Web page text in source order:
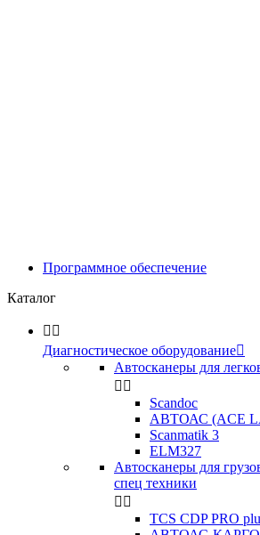
Программное обеспечение
Каталог
 
Диагностическое оборудование
Автосканеры для
 
Scandoc
АВТОАС (ACE
Scanmatik 3
ELM327
Автосканеры для
спец техники
 
TCS CDP PRO